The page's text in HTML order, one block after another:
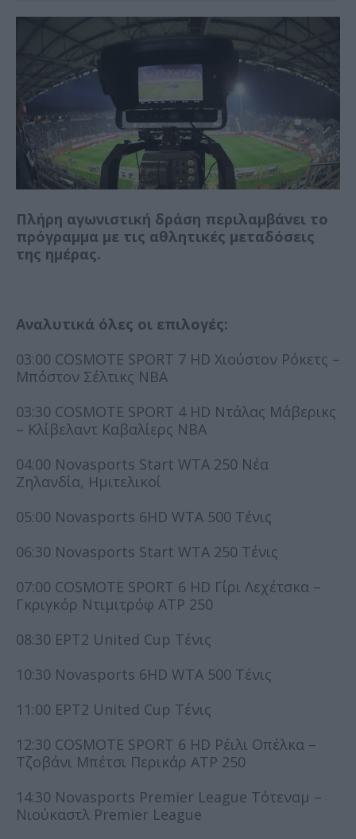
Πλήρη αγωνιστική δράση περιλαμβάνει το
πρόγραμμα με τις αθλητικές μεταδόσεις
της ημέρας.
Αναλυτικά όλες οι επιλογές:
03:00 COSMOTE SPORT 7 HD Χιούστον Ρόκετς –
Μπόστον Σέλτικς NBA
03:30 COSMOTE SPORT 4 HD Ντάλας Μάβερικς
– Κλίβελαντ Καβαλίερς NBA
04:00 Novasports Start WTA 250 Νέα
Ζηλανδία, Ημιτελικοί
05:00 Novasports 6HD WTA 500 Τένις
06:30 Novasports Start WTA 250 Τένις
07:00 COSMOTE SPORT 6 HD Γίρι Λεχέτσκα –
Γκριγκόρ Ντιμιτρόφ ATP 250
08:30 ΕΡΤ2 United Cup Τένις
10:30 Novasports 6HD WTA 500 Τένις
11:00 ΕΡΤ2 United Cup Τένις
12:30 COSMOTE SPORT 6 HD Ρέιλι Οπέλκα –
Τζοβάνι Μπέτσι Περικάρ ATP 250
14:30 Novasports Premier League Τότεναμ –
Νιούκαστλ Premier League